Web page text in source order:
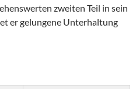
zweiten Teil in sein
er gelungene Unterhaltung